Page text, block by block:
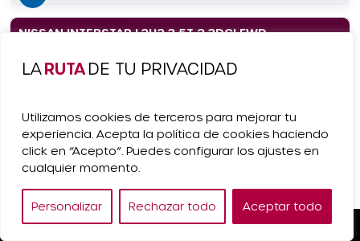
LARUTA DE TU PRIVACIDAD
Utilizamos cookies de terceros para mejorar tu
experiencia. Acepta la política de cookies haciendo
click en “Acepto”. Puedes configurar los ajustes en
cualquier momento.
Personalizar Rechazar todo Aceptar todo
NISSAN INTERSTAR L2H2 3.5T 2.3DCI FWD
Manual
539€/mes+IVA
Todo incluido
Entrega rápida
NISSAN PRIMASTAR 2.0DCI L1H1 1T ACENTA
Desde:
489€/mes+IVA
Pedir Presupuesto